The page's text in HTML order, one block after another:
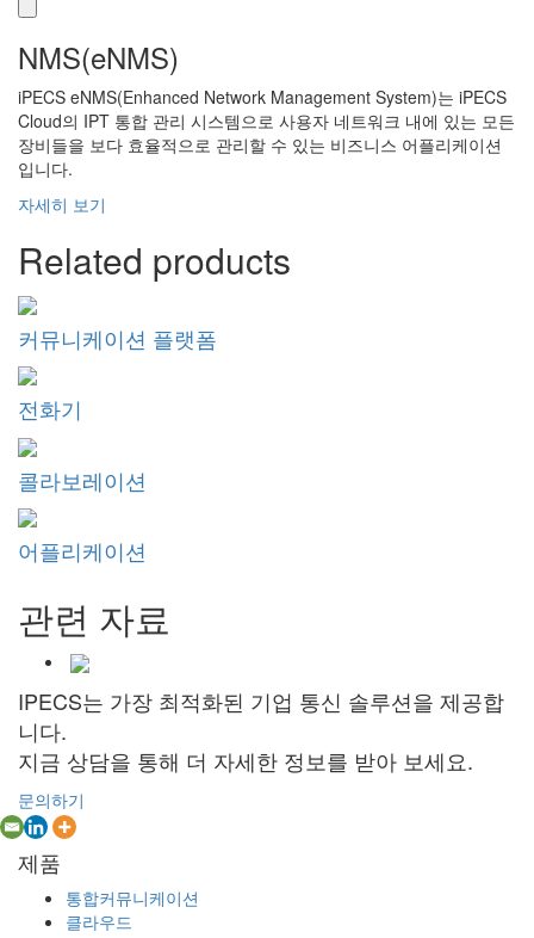
NMS(eNMS)
iPECS eNMS(Enhanced Network Management System)는 iPECS
Cloud의 IPT 통합 관리 시스템으로 사용자 네트워크 내에 있는 모든
장비들을 보다 효율적으로 관리할 수 있는 비즈니스 어플리케이션
입니다.
자세히 보기
Related products
커뮤니케이션 플랫폼
전화기
콜라보레이션
어플리케이션
관련 자료
IPECS는 가장 최적화된 기업 통신 솔루션을 제공합
니다.
지금 상담을 통해 더 자세한 정보를 받아 보세요.
문의하기
제품
통합커뮤니케이션
클라우드